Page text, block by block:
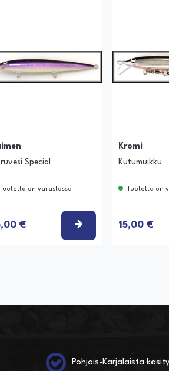
Special
Tuotetta on varastossa
€ VALITSE
Kromi
Kutumuikku
Tuotetta on
15,00 €
Pohjois-Karjalaista